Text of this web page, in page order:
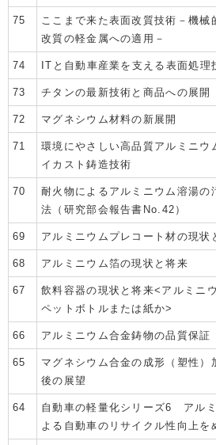
75
ここまで来た表面改質技術－機械
改質の軽金属への適用－
74 ITと自動車産業を支える表面処理
73 チタンの最新技術と商品への展開
72 マグネシウム材料の新展開
71
環境にやさしい高品質アルミニウ
イカスト鋳造技術
70
耐火物によるアルミニウム溶湯の
法（研究部会報告書No.42）
69 アルミニウムプレコート材の現状
68 アルミニウム箔の現状と将来
67
飲料容器の現状と将来<アルミニ
ペットボトルまたは紙か>
66 アルミニウム合金鋳物の品質保証
65
マグネシウム合金の成形（塑性）
後の展望
64
自動車の軽量化シリーズ6 アル
よる自動車のリサイクル性向上を